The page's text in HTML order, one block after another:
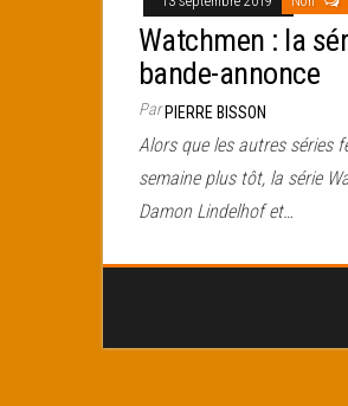
Watchmen : la
bande-annonce
ParPIERRE BISSON
Alors que les autres séries
semaine plus tôt, la série
Damon Lindelhof et…